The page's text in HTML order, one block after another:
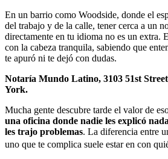
En un barrio como Woodside, donde el
del trabajo y de la calle, tener cerca a un
directamente en tu idioma no es un extra.
con la cabeza tranquila, sabiendo que
te apuró ni te dejó con dudas.
Notaría Mundo Latino, 3103 51st
York.
Mucha gente descubre tarde el valor de
una oficina donde nadie les explicó
les trajo problemas. La diferencia entre
uno que te complica suele estar en con